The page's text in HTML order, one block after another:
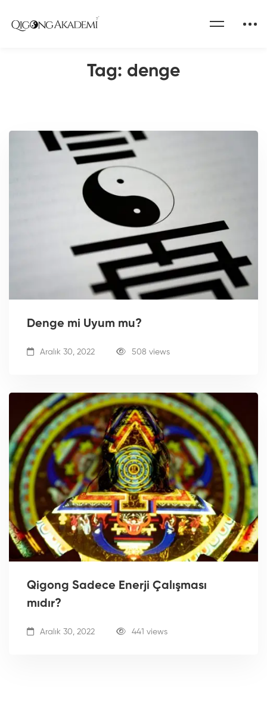
Tag: denge
Qigong Akademi Blog
Denge mi Uyum mu?
Aralık 30, 2022 508 views
Qigong Sadece Enerji Çalışması
mıdır?
Aralık 30, 2022 441 views